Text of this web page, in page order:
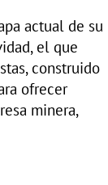
actual de su
el que
construido
ofrecer
minera,